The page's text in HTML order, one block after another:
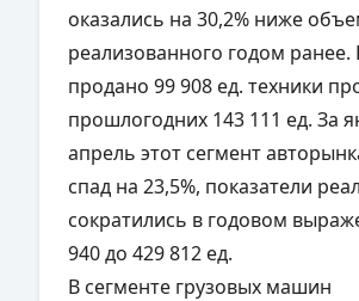
оказались на 30,2% ниже
реализованного годом ранее.
продано 99 908 ед. техники
прошлогодних 143 111 ед. За
апрель этот сегмент
спад на 23,5%, показатели
сократились в годовом
940 до 429 812 ед.
В сегменте грузовых машин